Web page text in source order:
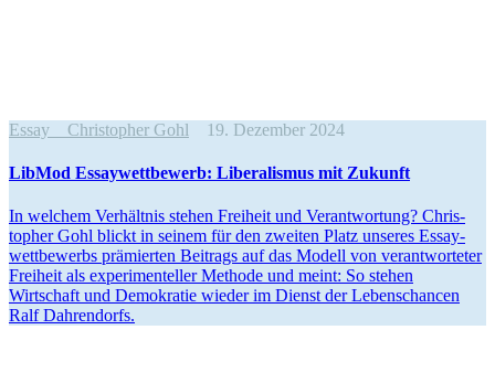
Essay Christopher Gohl 19. Dezember 2024
LibMod Essay­wett­bewerb: Libera­lismus mit Zukunft
In welchem Verhältnis stehen Freiheit und Verant­wortung? Chris­
topher Gohl blickt in seinem für den zweiten Platz unseres Essay­
wett­be­werbs prämierten Beitrags auf das Modell von verant­wor­teter
Freiheit als experi­men­teller Methode und meint: So stehen
Wirtschaft und Demokratie wieder im Dienst der Lebens­chancen
Ralf Dahrendorfs.